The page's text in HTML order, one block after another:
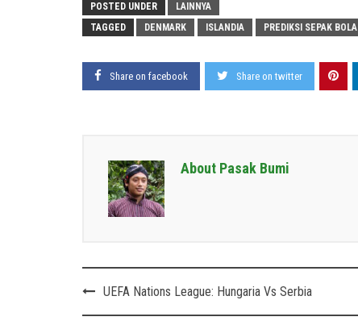
POSTED UNDER
LAINNYA
TAGGED
DENMARK ISLANDIA PREDIKSI SEPAK BOLA
Share on facebook Share on twitter
About Pasak Bumi
PostUEFA Nations League: Hungaria Vs Serbia